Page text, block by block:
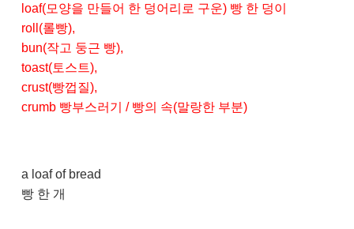
loaf(모양을 만들어 한 덩어리로 구운) 빵 한 덩이
roll(롤빵),
bun(작고 둥근 빵),
toast(토스트),
crust(빵껍질),
crumb 빵부스러기 / 빵의 속(말랑한 부분)
a loaf of bread
빵 한 개